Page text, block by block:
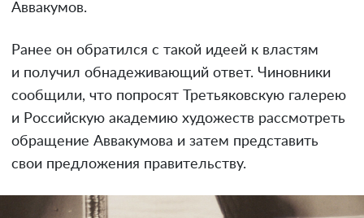
Аввакумов.
Ранее он обратился с такой идеей к властям
и получил обнадеживающий ответ. Чиновники
сообщили, что попросят Третьяковскую галерею
и Российскую академию художеств рассмотреть
обращение Аввакумова и затем представить
свои предложения правительству.